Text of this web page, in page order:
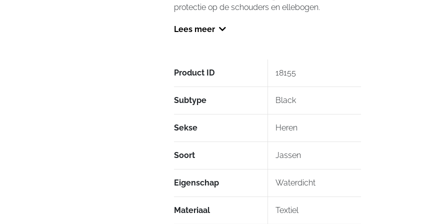
protectie op de schouders en ellebogen.
Lees meer
Product ID 18155
Subtype Black
Sekse Heren
Soort Jassen
Eigenschap Waterdicht
Materiaal Textiel